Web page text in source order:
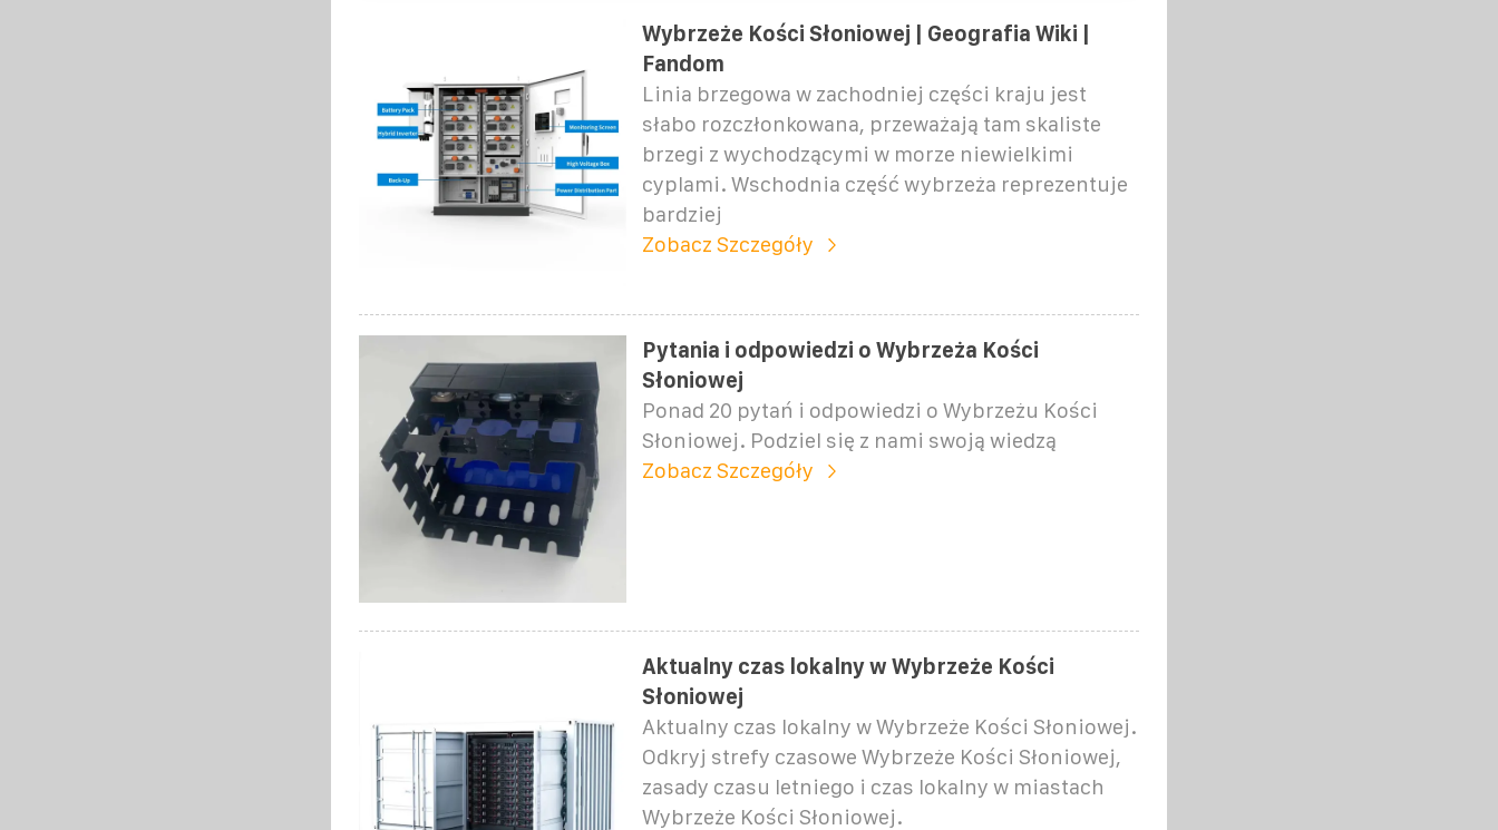
Wybrzeże Kości Słoniowej | Geografia Wiki |
Fandom
Linia brzegowa w zachodniej części kraju jest
słabo rozczłonkowana, przeważają tam skaliste
brzegi z wychodzącymi w morze niewielkimi
cyplami. Wschodnia część wybrzeża reprezentuje
bardziej
Zobacz Szczegóły
Pytania i odpowiedzi o Wybrzeża Kości
Słoniowej
Ponad 20 pytań i odpowiedzi o Wybrzeżu Kości
Słoniowej. Podziel się z nami swoją wiedzą
Zobacz Szczegóły
Aktualny czas lokalny w Wybrzeże Kości
Słoniowej
Aktualny czas lokalny w Wybrzeże Kości Słoniowej.
Odkryj strefy czasowe Wybrzeże Kości Słoniowej,
zasady czasu letniego i czas lokalny w miastach
Wybrzeże Kości Słoniowej.